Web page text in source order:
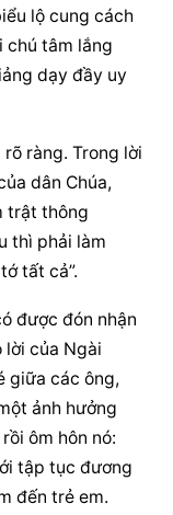
lộ cung cách
chú tâm lắng
dạy đầy uy
ràng. Trong lời
dân Chúa,
trật thông
thì phải làm
tất cả”.
được đón nhận
lời của Ngài
giữa các ông,
ảnh hưởng
ôm hôn nó:
tập tục đương
đến trẻ em.